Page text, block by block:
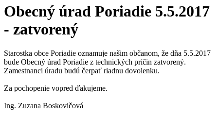
Obecný úrad Poriadie 5.5.2017
- zatvorený
Starostka obce Poriadie oznamuje našim občanom, že dňa 5.5.2017
bude Obecný úrad Poriadie z technických príčin zatvorený.
Zamestnanci úradu budú čerpať riadnu dovolenku.
Za pochopenie vopred ďakujeme.
Ing. Zuzana Boskovičová